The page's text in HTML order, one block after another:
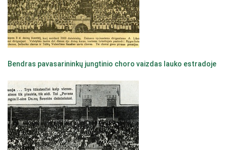
Bendras pavasarininkų jungtinio choro vaizdas lauko estradoje